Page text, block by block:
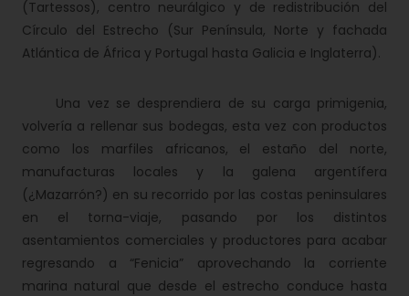
(Tartessos), centro neurálgico y de redistribución del
Círculo del Estrecho (Sur Península, Norte y fachada
Atlántica de África y Portugal hasta Galicia e Inglaterra).
Una vez se desprendiera de su carga primigenia,
volvería a rellenar sus bodegas, esta vez con productos
como los marfiles africanos, el estaño del norte,
manufacturas locales y la galena argentífera
(¿Mazarrón?) en su recorrido por las costas peninsulares
en el torna-viaje, pasando por los distintos
asentamientos comerciales y productores para acabar
regresando a “Fenicia” aprovechando la corriente
marina natural que desde el estrecho conduce hasta